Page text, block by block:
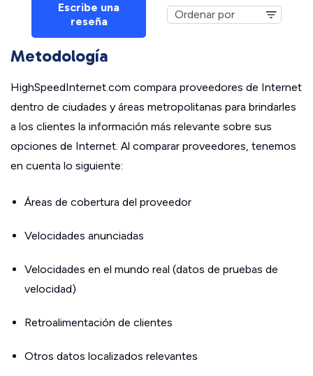
Escribe una
reseña
Metodología
HighSpeedInternet.com compara proveedores de Internet
dentro de ciudades y áreas metropolitanas para brindarles
a los clientes la información más relevante sobre sus
opciones de Internet. Al comparar proveedores, tenemos
en cuenta lo siguiente:
Áreas de cobertura del proveedor
Velocidades anunciadas
Velocidades en el mundo real (datos de pruebas de
velocidad)
Retroalimentación de clientes
Otros datos localizados relevantes